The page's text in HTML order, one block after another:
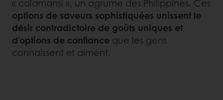
« calamansi », un agrume des Philippines. Ces
options de saveurs sophistiquées unissent le
désir contradictoire de goûts uniques et
d'options de confiance que les gens
connaissent et aiment.